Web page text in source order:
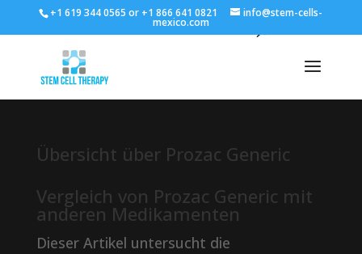
+1 619 344 0565 or +1 866 641 0821 info@stem-cells-
mexico.com
Übersicht über Prozac Generic
Vergleich von Prozac Generic mit
anderen Medikamenten
Dieser Artikel untersucht die